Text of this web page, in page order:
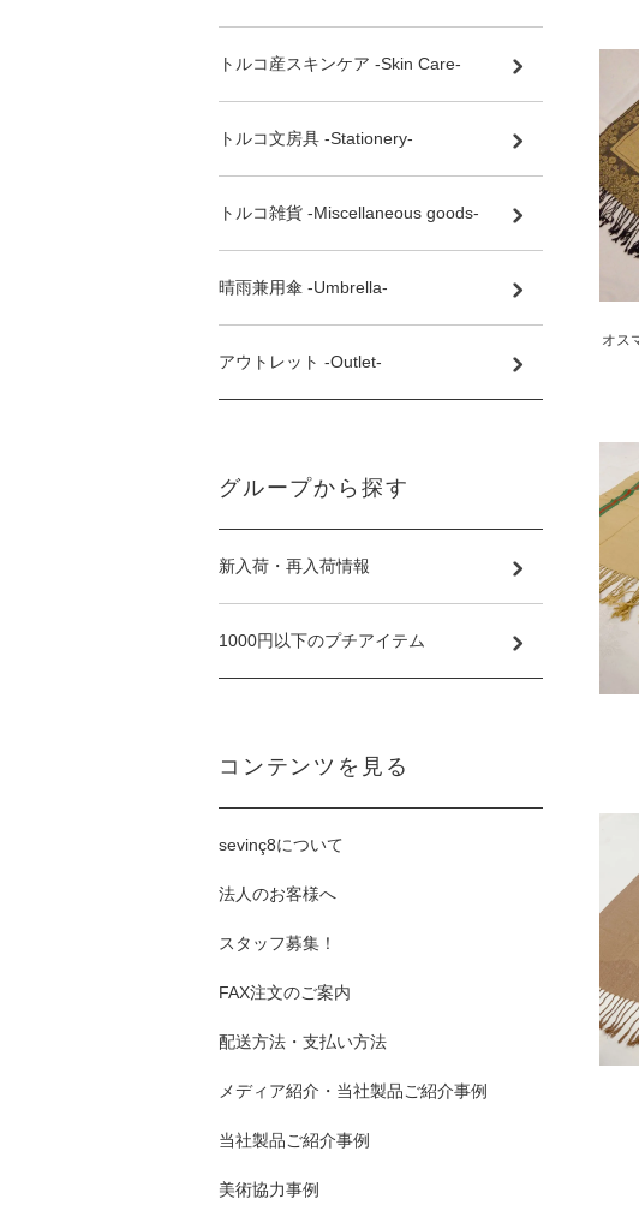
オス
トルコ産スキンケア -Skin Care-
トルコ文房具 -Stationery-
トルコ雑貨 -Miscellaneous goods-
晴雨兼用傘 -Umbrella-
アウトレット -Outlet-
グループから探す
新入荷・再入荷情報
1000円以下のプチアイテム
コンテンツを見る
sevinç8について
法人のお客様へ
スタッフ募集！
FAX注文のご案内
配送方法・支払い方法
メディア紹介・当社製品ご紹介事例
当社製品ご紹介事例
美術協力事例